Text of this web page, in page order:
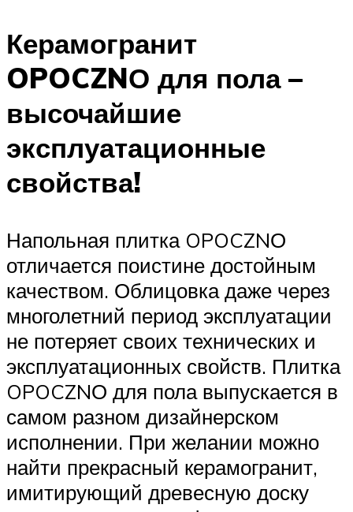
Керамогранит
OPOCZNО для пола –
высочайшие
эксплуатационные
свойства!
Напольная плитка OPOCZNО
отличается поистине достойным
качеством. Облицовка даже через
многолетний период эксплуатации
не потеряет своих технических и
эксплуатационных свойств. Плитка
OPOCZNО для пола выпускается в
самом разном дизайнерском
исполнении. При желании можно
найти прекрасный керамогранит,
имитирующий древесную доску